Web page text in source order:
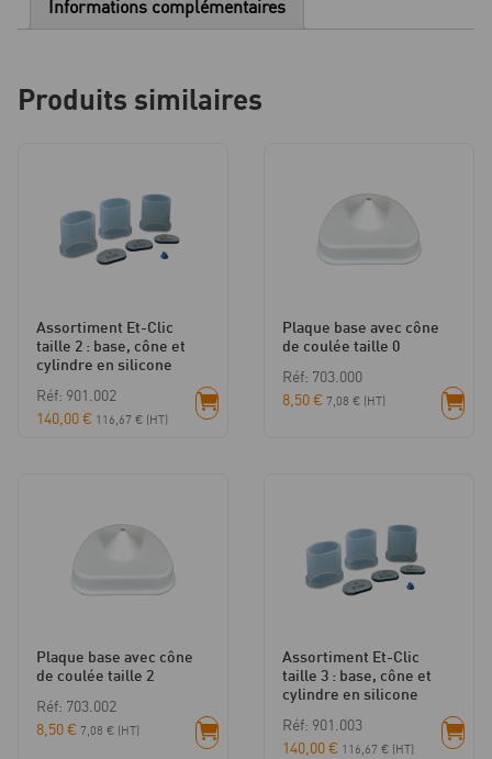
cône
et
en
silicone
Informations complémentaires
Produits similaires
Assortiment Et-Clic
taille 2 : base, cône et
cylindre en silicone
Réf: 901.002
140,00€ 116,67 € (HT)
Plaque base avec cône
de coulée taille 0
Réf: 703.000
8,50€ 7,08 € (HT)
Plaque base avec cône
de coulée taille 2
Réf: 703.002
8,50€ 7,08 € (HT)
Assortiment Et-Clic
taille 3 : base, cône et
cylindre en silicone
Réf: 901.003
140,00€ 116,67 € (HT)